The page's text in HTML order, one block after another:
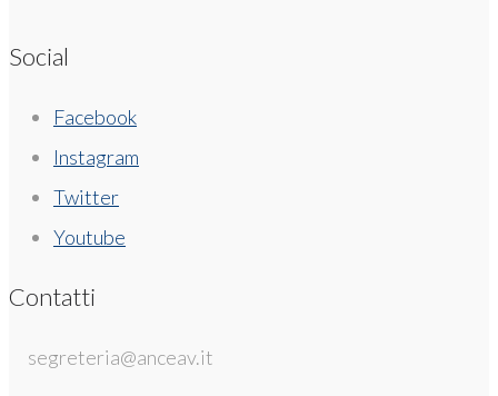
Social
Facebook
Instagram
Twitter
Youtube
Contatti
segreteria@anceav.it